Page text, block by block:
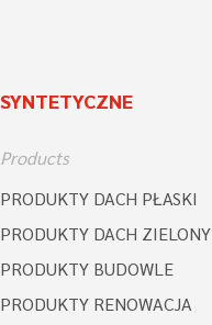
SYNTETYCZNE
Products
PRODUKTY DACH PŁASKI
PRODUKTY DACH ZIELONY
PRODUKTY BUDOWLE
PRODUKTY RENOWACJA